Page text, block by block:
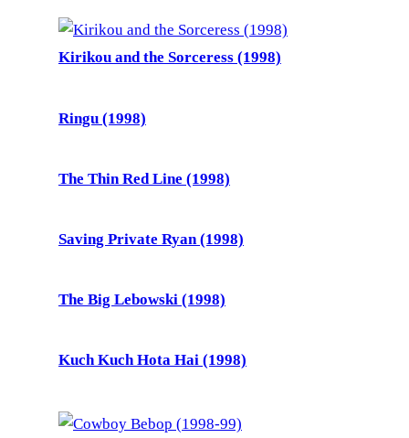
Kirikou and the Sorceress (1998)
Ringu (1998)
The Thin Red Line (1998)
Saving Private Ryan (1998)
The Big Lebowski (1998)
Kuch Kuch Hota Hai (1998)